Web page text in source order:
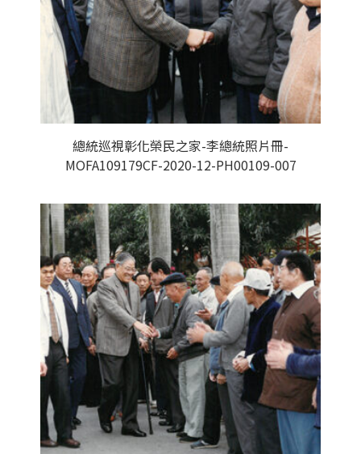
總統巡視彰化榮民之家-李總統照片冊-
MOFA109179CF-2020-12-PH00109-007